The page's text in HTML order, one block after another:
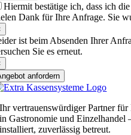
Hiermit bestätige ich, dass ich
Dank für Ihre Anfrage. Sie
ist beim Absenden Ihrer
Sie es erneut.
anfordern
Ihr vertrauenswürdiger Partner
in Gastronomie und Einzelhandel
installiert, zuverlässig betreut.